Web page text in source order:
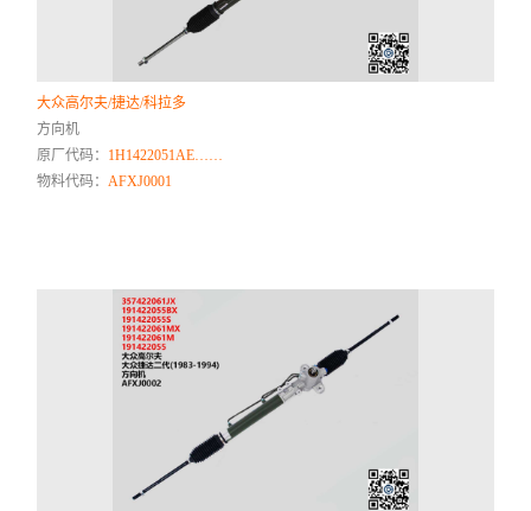
大众高尔夫/捷达/科拉多
方向机
原厂代码： 1H1422051AE……
物料代码：AFXJ0001